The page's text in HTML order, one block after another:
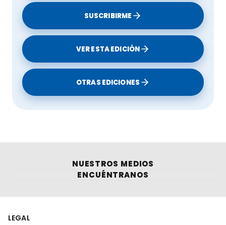
SUSCRIBIRME
VER ESTA EDICIÓN
OTRAS EDICIONES
NUESTROS MEDIOS
ENCUÉNTRANOS
LEGAL